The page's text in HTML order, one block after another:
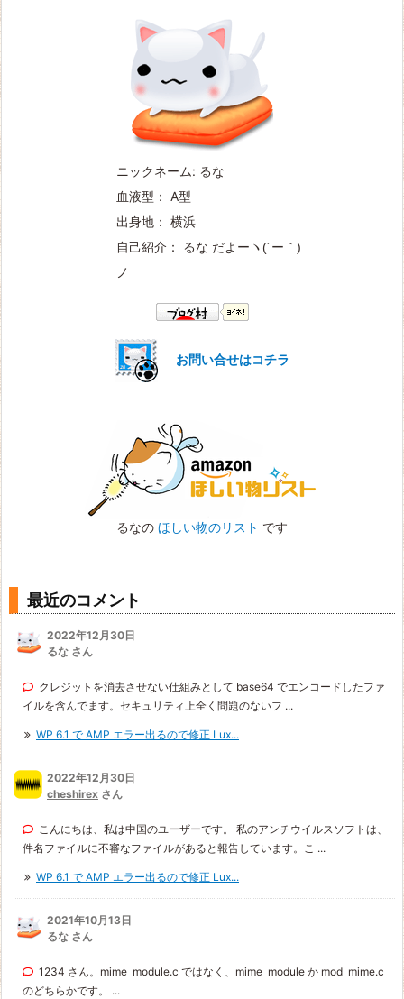
ニックネーム: るな
血液型： A型
出身地： 横浜
自己紹介： るな だよー ヽ(´ー｀)
ノ
お問い合せはコチラ
るなの ほしい物のリスト です
最近のコメント
2022年12月30日
るな さん
クレジットを消去させない仕組みとして base64 でエンコードしたファ
イルを含んでます。セキュリティ上全く問題のないフ ...
WP 6.1 で AMP エラー出るので修正 Lux...
2022年12月30日
cheshirex さん
こんにちは、私は中国のユーザーです。 私のアンチウイルスソフトは、
件名ファイルに不審なファイルがあると報告しています。こ ...
WP 6.1 で AMP エラー出るので修正 Lux...
2021年10月13日
るな さん
1234 さん。mime_module.c ではなく、mime_module か mod_mime.c
のどちらかです。 ...